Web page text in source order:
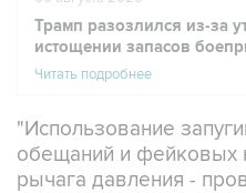
Трамп разозлился из-за
истощении запасов
Читать подробнее
"Использование
обещаний и фейковых
рычага давления -